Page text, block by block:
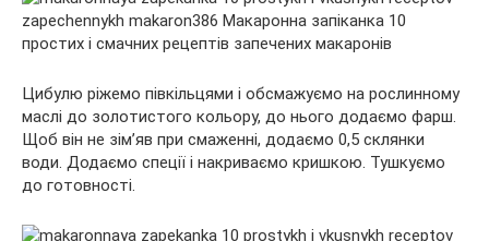
Цибулю ріжемо півкільцями і обсмажуємо на рослинному
маслі до золотистого кольору, до нього додаємо фарш.
Щоб він не зім’яв при смаженні, додаємо 0,5 склянки
води. Додаємо спеції і накриваємо кришкою. Тушкуємо
до готовності.